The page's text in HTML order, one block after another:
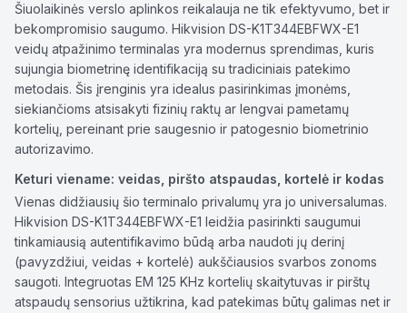
Šiuolaikinės verslo aplinkos reikalauja ne tik efektyvumo, bet ir
bekompromisio saugumo. Hikvision DS-K1T344EBFWX-E1
veidų atpažinimo terminalas yra modernus sprendimas, kuris
sujungia biometrinę identifikaciją su tradiciniais patekimo
metodais. Šis įrenginis yra idealus pasirinkimas įmonėms,
siekiančioms atsisakyti fizinių raktų ar lengvai pametamų
kortelių, pereinant prie saugesnio ir patogesnio biometrinio
autorizavimo.
Keturi viename: veidas, piršto atspaudas, kortelė ir kodas
Vienas didžiausių šio terminalo privalumų yra jo universalumas.
Hikvision DS-K1T344EBFWX-E1 leidžia pasirinkti saugumui
tinkamiausią autentifikavimo būdą arba naudoti jų derinį
(pavyzdžiui, veidas + kortelė) aukščiausios svarbos zonoms
saugoti. Integruotas EM 125 KHz kortelių skaitytuvas ir pirštų
atspaudų sensorius užtikrina, kad patekimas būtų galimas net ir